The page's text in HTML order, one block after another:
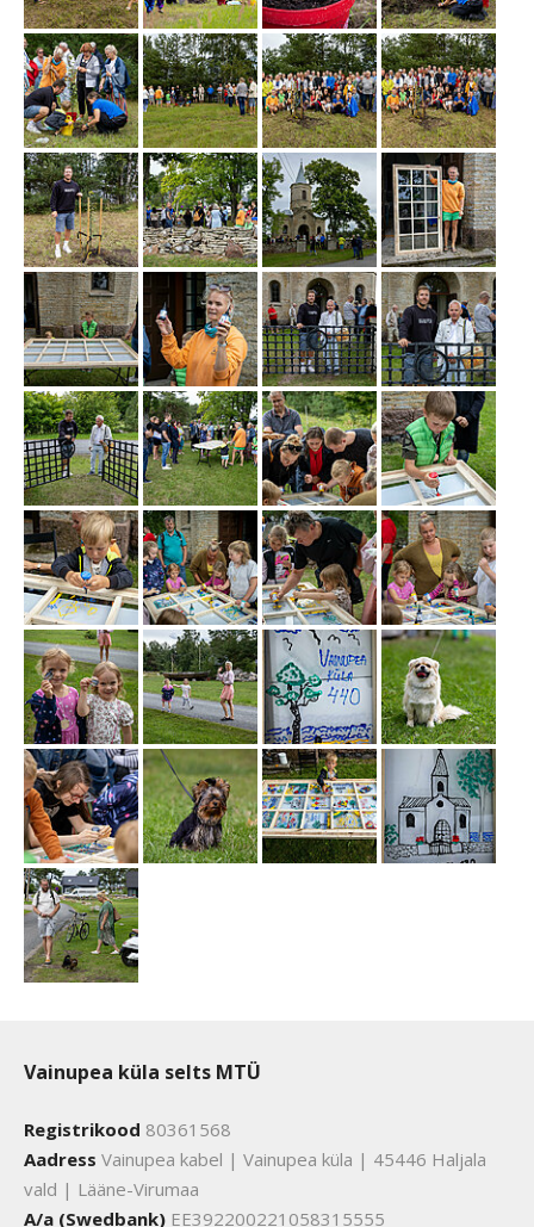
Vainupea küla selts MTÜ
Registrikood 80361568
Aadress Vainupea kabel | Vainupea küla | 45446 Haljala
vald | Lääne-Virumaa
A/a (Swedbank) EE392200221058315555